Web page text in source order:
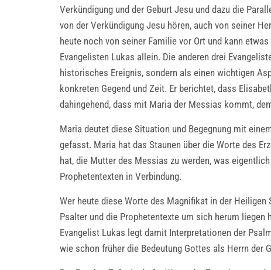
Verkündigung und der Geburt Jesu und dazu die
von der Verkündigung Jesu hören, auch von seiner
heute noch von seiner Familie vor Ort und kann
Evangelisten Lukas allein. Die anderen drei
historisches Ereignis, sondern als einen wichtigen
konkreten Gegend und Zeit. Er berichtet, dass
dahingehend, dass mit Maria der Messias kommt,
Maria deutet diese Situation und Begegnung mit
gefasst. Maria hat das Staunen über die Worte des
hat, die Mutter des Messias zu werden, was
Prophetentexten in Verbindung.
Wer heute diese Worte des Magnifikat in der
Psalter und die Prophetentexte um sich herum
Evangelist Lukas legt damit Interpretationen der
wie schon früher die Bedeutung Gottes als Herrn der